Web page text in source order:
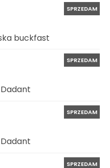
SPRZEDAM
buckfast
SPRZEDAM
SPRZEDAM
SPRZEDAM